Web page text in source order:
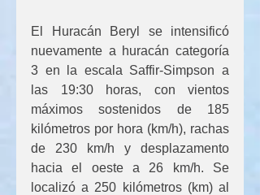
El Huracán Beryl se intensificó
nuevamente a huracán categoría
3 en la escala Saffir-Simpson a
las 19:30 horas, con vientos
máximos sostenidos de 185
kilómetros por hora (km/h), rachas
de 230 km/h y desplazamento
hacia el oeste a 26 km/h. Se
localizó a 250 kilómetros (km) al